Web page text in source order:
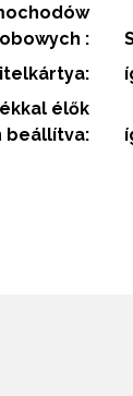
:
élők
beállítva: